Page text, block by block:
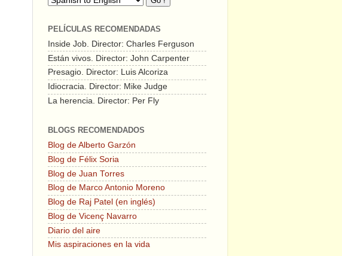
PELÍCULAS RECOMENDADAS
Inside Job. Director: Charles Ferguson
Están vivos. Director: John Carpenter
Presagio. Director: Luis Alcoriza
Idiocracia. Director: Mike Judge
La herencia. Director: Per Fly
BLOGS RECOMENDADOS
Blog de Alberto Garzón
Blog de Félix Soria
Blog de Juan Torres
Blog de Marco Antonio Moreno
Blog de Raj Patel (en inglés)
Blog de Vicenç Navarro
Diario del aire
Mis aspiraciones en la vida